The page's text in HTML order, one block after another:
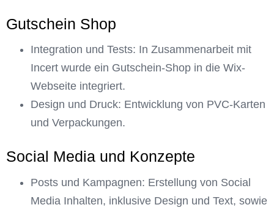
Gutschein Shop
Integration und Tests: In Zusammenarbeit mit
Incert wurde ein Gutschein-Shop in die Wix-
Webseite integriert.
Design und Druck: Entwicklung von PVC-Karten
und Verpackungen.
Social Media und Konzepte
Posts und Kampagnen: Erstellung von Social
Media Inhalten, inklusive Design und Text, sowie